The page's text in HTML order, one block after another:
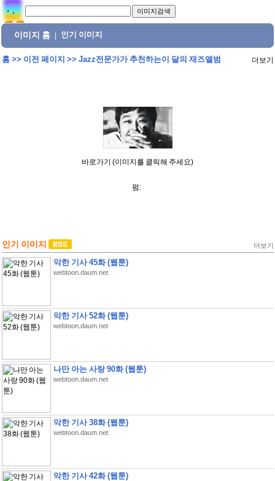
이미지 홈 인기 이미지
홈>> 이전 페이지 >> Jazz전문가가 추천하는이 달의 재즈앨범 더보기
바로가기 (이미지를 클릭해 주세요)
펌:
인기 이미지 더보기
악한 기사 45화 (웹툰)
webtoon.daum.net
악한 기사 52화 (웹툰)
webtoon.daum.net
나만 아는 사랑 90화 (웹툰)
webtoon.daum.net
악한 기사 38화 (웹툰)
webtoon.daum.net
악한 기사 42화 (웹툰)